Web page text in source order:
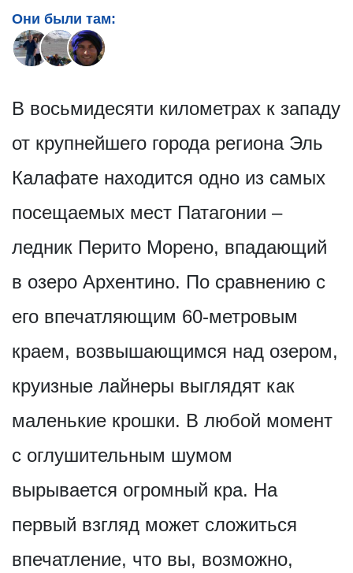
Они были там:
В восьмидесяти километрах к западу
от крупнейшего города региона Эль
Калафате находится одно из самых
посещаемых мест Патагонии –
ледник Перито Морено, впадающий
в озеро Архентино. По сравнению с
его впечатляющим 60-метровым
краем, возвышающимся над озером,
круизные лайнеры выглядят как
маленькие крошки. В любой момент
с оглушительным шумом
вырывается огромный кра. На
первый взгляд может сложиться
впечатление, что вы, возможно,